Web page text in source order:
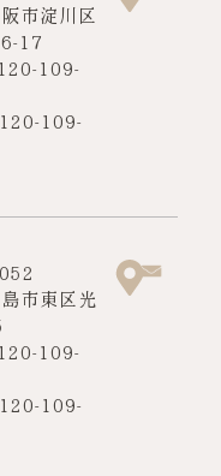
市淀川区
17
109-
109-
市東区光
109-
109-